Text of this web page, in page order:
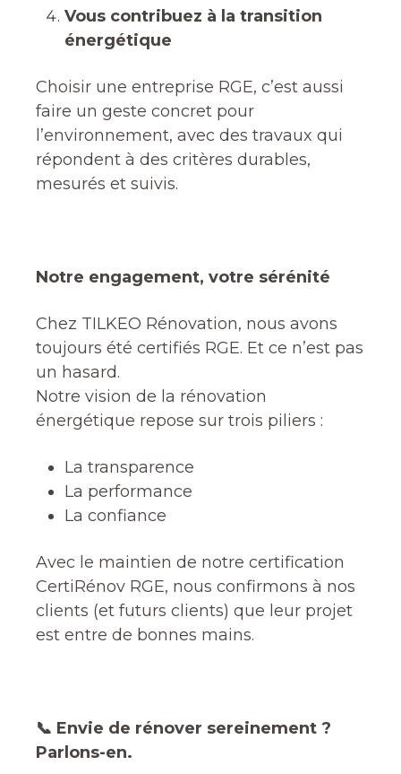
Vous contribuez à la transition
énergétique
Choisir une entreprise RGE, c’est aussi
faire un geste concret pour
l’environnement, avec des travaux qui
répondent à des critères durables,
mesurés et suivis.
Notre engagement, votre sérénité
Chez TILKEO Rénovation, nous avons
toujours été certifiés RGE. Et ce n’est pas
un hasard.
Notre vision de la rénovation
énergétique repose sur trois piliers :
La transparence
La performance
La confiance
Avec le maintien de notre certification
CertiRénov RGE, nous confirmons à nos
clients (et futurs clients) que leur projet
est entre de bonnes mains.
📞 Envie de rénover sereinement ?
Parlons-en.